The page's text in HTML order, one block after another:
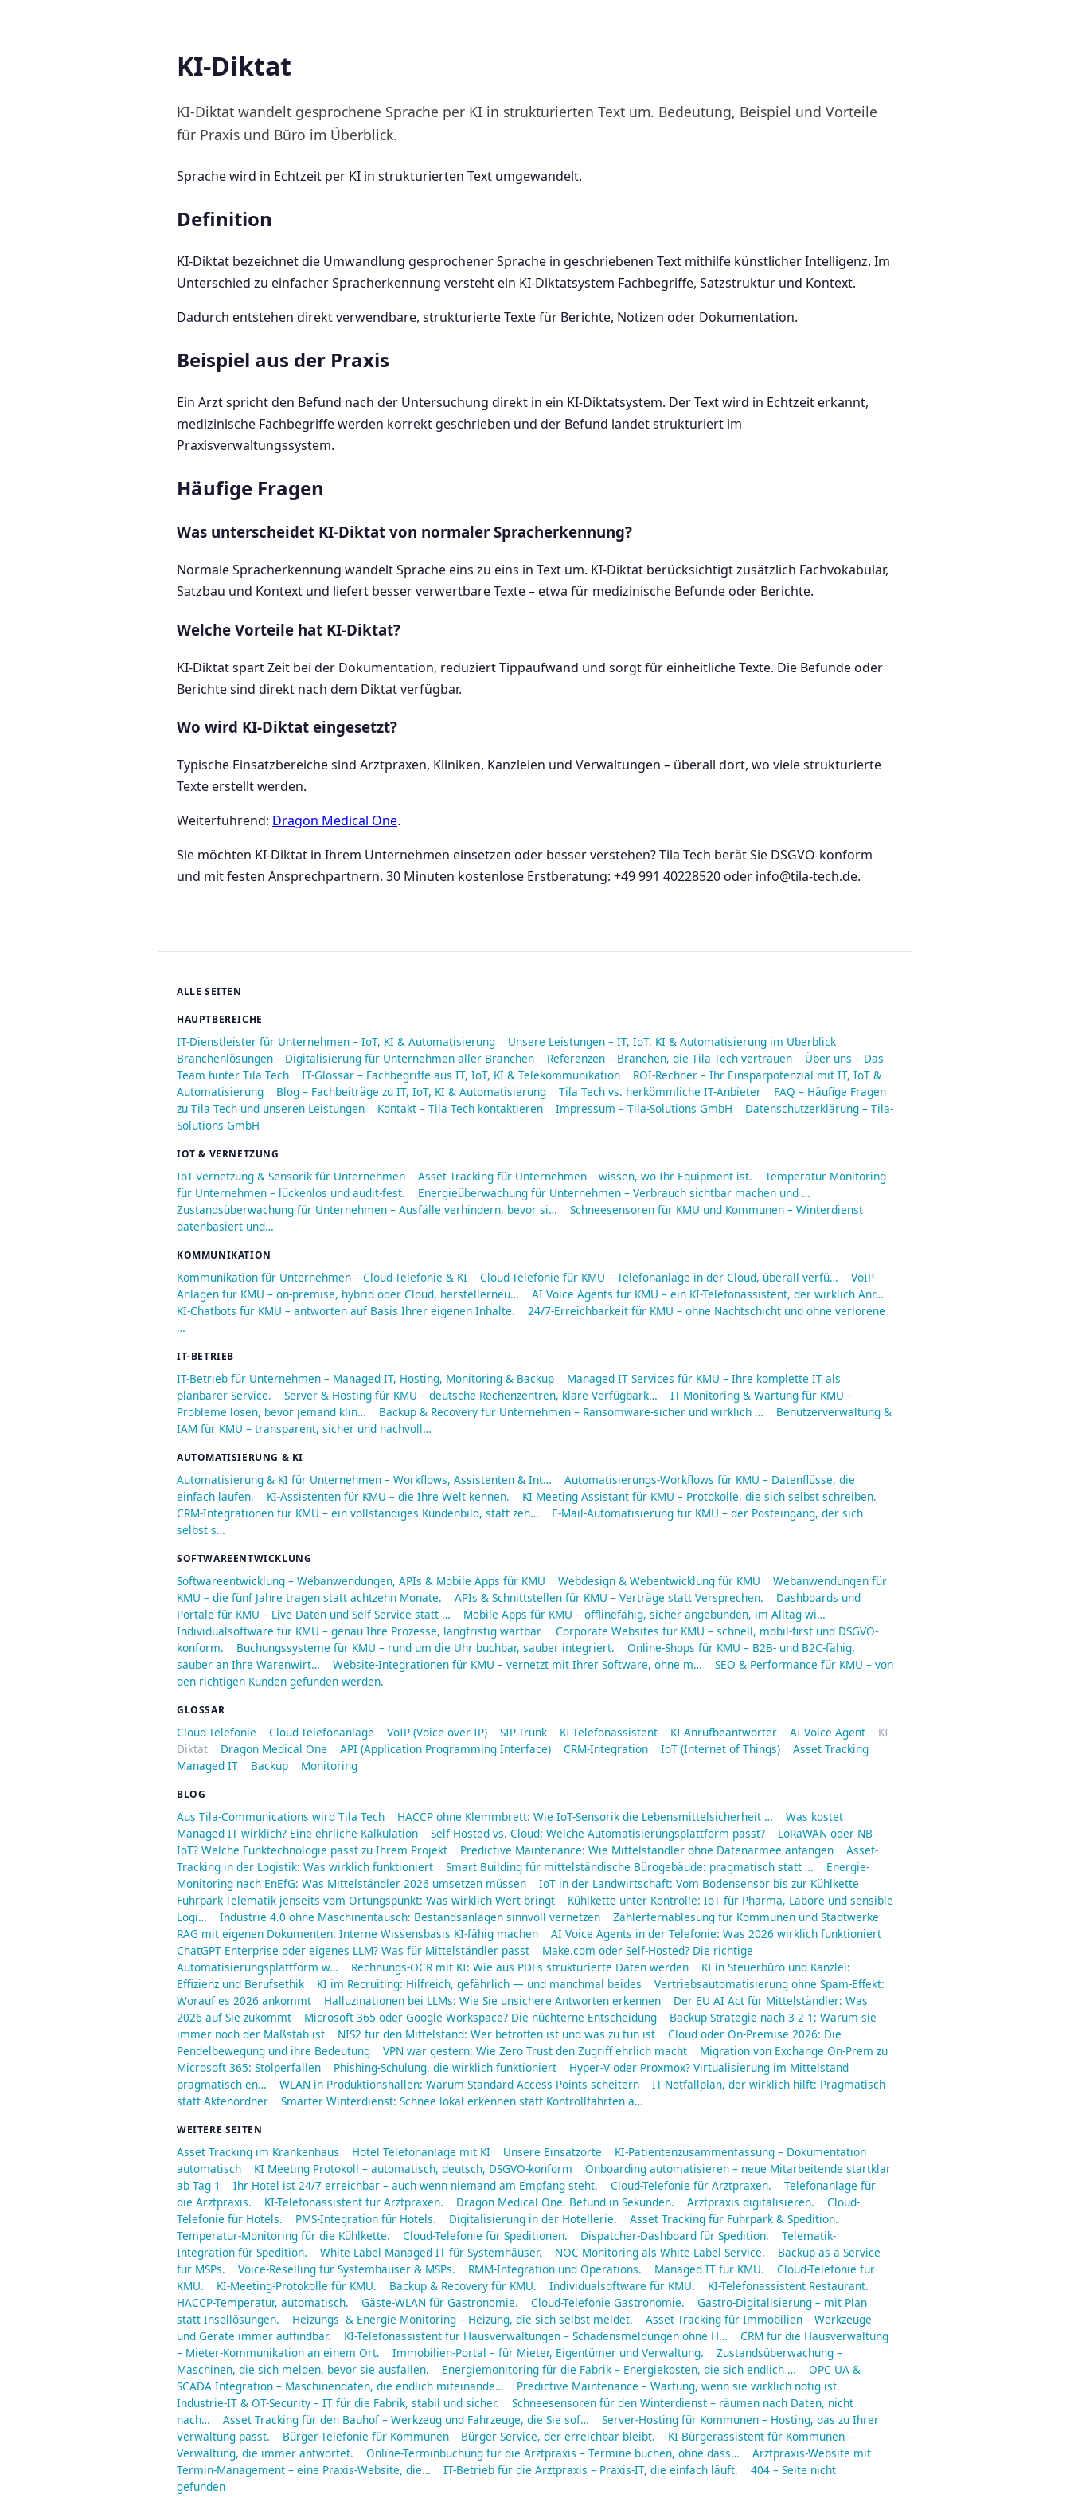
KI-Diktat
KI-Diktat wandelt gesprochene Sprache per KI in strukturierten Text um. Bedeutung, Beispiel und Vorteile
für Praxis und Büro im Überblick.
Sprache wird in Echtzeit per KI in strukturierten Text umgewandelt.
Definition
KI-Diktat bezeichnet die Umwandlung gesprochener Sprache in geschriebenen Text mithilfe künstlicher Intelligenz. Im
Unterschied zu einfacher Spracherkennung versteht ein KI-Diktatsystem Fachbegriffe, Satzstruktur und Kontext.
Dadurch entstehen direkt verwendbare, strukturierte Texte für Berichte, Notizen oder Dokumentation.
Beispiel aus der Praxis
Ein Arzt spricht den Befund nach der Untersuchung direkt in ein KI-Diktatsystem. Der Text wird in Echtzeit erkannt,
medizinische Fachbegriffe werden korrekt geschrieben und der Befund landet strukturiert im
Praxisverwaltungssystem.
Häufige Fragen
Was unterscheidet KI-Diktat von normaler Spracherkennung?
Normale Spracherkennung wandelt Sprache eins zu eins in Text um. KI-Diktat berücksichtigt zusätzlich Fachvokabular,
Satzbau und Kontext und liefert besser verwertbare Texte – etwa für medizinische Befunde oder Berichte.
Welche Vorteile hat KI-Diktat?
KI-Diktat spart Zeit bei der Dokumentation, reduziert Tippaufwand und sorgt für einheitliche Texte. Die Befunde oder
Berichte sind direkt nach dem Diktat verfügbar.
Wo wird KI-Diktat eingesetzt?
Typische Einsatzbereiche sind Arztpraxen, Kliniken, Kanzleien und Verwaltungen – überall dort, wo viele strukturierte
Texte erstellt werden.
Weiterführend: Dragon Medical One.
Sie möchten KI-Diktat in Ihrem Unternehmen einsetzen oder besser verstehen? Tila Tech berät Sie DSGVO-konform
und mit festen Ansprechpartnern. 30 Minuten kostenlose Erstberatung: +49 991 40228520 oder info@tila-tech.de.
ALLE SEITEN
HAUPTBEREICHE
IT-Dienstleister für Unternehmen – IoT, KI & Automatisierung
Unsere Leistungen – IT, IoT, KI & Automatisierung im Überblick
Branchenlösungen – Digitalisierung für Unternehmen aller Branchen
Referenzen – Branchen, die Tila Tech vertrauen
Über uns – Das
Team hinter Tila Tech
IT-Glossar – Fachbegriffe aus IT, IoT, KI & Telekommunikation
ROI-Rechner – Ihr Einsparpotenzial mit IT, IoT &
Automatisierung
Blog – Fachbeiträge zu IT, IoT, KI & Automatisierung Tila Tech vs. herkömmliche IT-Anbieter
FAQ – Häufige Fragen
zu Tila Tech und unseren Leistungen
Kontakt – Tila Tech kontaktieren Impressum – Tila-Solutions GmbH
Datenschutzerklärung – Tila-
Solutions GmbH
IOT & VERNETZUNG
IoT-Vernetzung & Sensorik für Unternehmen Asset Tracking für Unternehmen – wissen, wo Ihr Equipment ist.
Temperatur-Monitoring
für Unternehmen – lückenlos und audit-fest.
Energieüberwachung für Unternehmen – Verbrauch sichtbar machen und …
Zustandsüberwachung für Unternehmen – Ausfälle verhindern, bevor si…
Schneesensoren für KMU und Kommunen – Winterdienst
datenbasiert und…
KOMMUNIKATION
Kommunikation für Unternehmen – Cloud-Telefonie & KI Cloud-Telefonie für KMU – Telefonanlage in der Cloud, überall verfü…
VoIP-
Anlagen für KMU – on-premise, hybrid oder Cloud, herstellerneu…
AI Voice Agents für KMU – ein KI-Telefonassistent, der wirklich Anr…
KI-Chatbots für KMU – antworten auf Basis Ihrer eigenen Inhalte.
24/7-Erreichbarkeit für KMU – ohne Nachtschicht und ohne verlorene
…
IT-BETRIEB
IT-Betrieb für Unternehmen – Managed IT, Hosting, Monitoring & Backup
Managed IT Services für KMU – Ihre komplette IT als
planbarer Service.
Server & Hosting für KMU – deutsche Rechenzentren, klare Verfügbark…
IT-Monitoring & Wartung für KMU –
Probleme lösen, bevor jemand klin…
Backup & Recovery für Unternehmen – Ransomware-sicher und wirklich …
Benutzerverwaltung &
IAM für KMU – transparent, sicher und nachvoll…
AUTOMATISIERUNG & KI
Automatisierung & KI für Unternehmen – Workflows, Assistenten & Int…
Automatisierungs-Workflows für KMU – Datenflüsse, die
einfach laufen.
KI-Assistenten für KMU – die Ihre Welt kennen.
KI Meeting Assistant für KMU – Protokolle, die sich selbst schreiben.
CRM-Integrationen für KMU – ein vollständiges Kundenbild, statt zeh…
E-Mail-Automatisierung für KMU – der Posteingang, der sich
selbst s…
SOFTWAREENTWICKLUNG
Softwareentwicklung – Webanwendungen, APIs & Mobile Apps für KMU Webdesign & Webentwicklung für KMU
Webanwendungen für
KMU – die fünf Jahre tragen statt achtzehn Monate.
APIs & Schnittstellen für KMU – Verträge statt Versprechen.
Dashboards und
Portale für KMU – Live-Daten und Self-Service statt …
Mobile Apps für KMU – offlinefähig, sicher angebunden, im Alltag wi…
Individualsoftware für KMU – genau Ihre Prozesse, langfristig wartbar.
Corporate Websites für KMU – schnell, mobil-first und DSGVO-
konform.
Buchungssysteme für KMU – rund um die Uhr buchbar, sauber integriert.
Online-Shops für KMU – B2B- und B2C-fähig,
sauber an Ihre Warenwirt…
Website-Integrationen für KMU – vernetzt mit Ihrer Software, ohne m…
SEO & Performance für KMU – von
den richtigen Kunden gefunden werden.
GLOSSAR
Cloud-Telefonie Cloud-Telefonanlage VoIP (Voice over IP) SIP-Trunk KI-Telefonassistent KI-Anrufbeantworter AI Voice Agent
KI-
Diktat
Dragon Medical One API (Application Programming Interface) CRM-Integration IoT (Internet of Things)
Asset Tracking
Managed IT
Backup Monitoring
BLOG
Aus Tila-Communications wird Tila Tech HACCP ohne Klemmbrett: Wie IoT-Sensorik die Lebensmittelsicherheit …
Was kostet
Managed IT wirklich? Eine ehrliche Kalkulation
Self-Hosted vs. Cloud: Welche Automatisierungsplattform passt?
LoRaWAN oder NB-
IoT? Welche Funktechnologie passt zu Ihrem Projekt
Predictive Maintenance: Wie Mittelständler ohne Datenarmee anfangen
Asset-
Tracking in der Logistik: Was wirklich funktioniert
Smart Building für mittelständische Bürogebäude: pragmatisch statt …
Energie-
Monitoring nach EnEfG: Was Mittelständler 2026 umsetzen müssen
IoT in der Landwirtschaft: Vom Bodensensor bis zur Kühlkette
Fuhrpark-Telematik jenseits vom Ortungspunkt: Was wirklich Wert bringt
Kühlkette unter Kontrolle: IoT für Pharma, Labore und sensible
Logi…
Industrie 4.0 ohne Maschinentausch: Bestandsanlagen sinnvoll vernetzen
Zählerfernablesung für Kommunen und Stadtwerke
RAG mit eigenen Dokumenten: Interne Wissensbasis KI-fähig machen
AI Voice Agents in der Telefonie: Was 2026 wirklich funktioniert
ChatGPT Enterprise oder eigenes LLM? Was für Mittelständler passt
Make.com oder Self-Hosted? Die richtige
Automatisierungsplattform w…
Rechnungs-OCR mit KI: Wie aus PDFs strukturierte Daten werden
KI in Steuerbüro und Kanzlei:
Effizienz und Berufsethik
KI im Recruiting: Hilfreich, gefährlich — und manchmal beides
Vertriebsautomatisierung ohne Spam-Effekt:
Worauf es 2026 ankommt
Halluzinationen bei LLMs: Wie Sie unsichere Antworten erkennen
Der EU AI Act für Mittelständler: Was
2026 auf Sie zukommt
Microsoft 365 oder Google Workspace? Die nüchterne Entscheidung
Backup-Strategie nach 3-2-1: Warum sie
immer noch der Maßstab ist
NIS2 für den Mittelstand: Wer betroffen ist und was zu tun ist
Cloud oder On-Premise 2026: Die
Pendelbewegung und ihre Bedeutung
VPN war gestern: Wie Zero Trust den Zugriff ehrlich macht
Migration von Exchange On-Prem zu
Microsoft 365: Stolperfallen
Phishing-Schulung, die wirklich funktioniert
Hyper-V oder Proxmox? Virtualisierung im Mittelstand
pragmatisch en…
WLAN in Produktionshallen: Warum Standard-Access-Points scheitern
IT-Notfallplan, der wirklich hilft: Pragmatisch
statt Aktenordner
Smarter Winterdienst: Schnee lokal erkennen statt Kontrollfahrten a…
WEITERE SEITEN
Asset Tracking im Krankenhaus Hotel Telefonanlage mit KI Unsere Einsatzorte
KI-Patientenzusammenfassung – Dokumentation
automatisch
KI Meeting Protokoll – automatisch, deutsch, DSGVO-konform
Onboarding automatisieren – neue Mitarbeitende startklar
ab Tag 1
Ihr Hotel ist 24/7 erreichbar – auch wenn niemand am Empfang steht. Cloud-Telefonie für Arztpraxen.
Telefonanlage für
die Arztpraxis.
KI-Telefonassistent für Arztpraxen. Dragon Medical One. Befund in Sekunden. Arztpraxis digitalisieren.
Cloud-
Telefonie für Hotels.
PMS-Integration für Hotels. Digitalisierung in der Hotellerie.
Asset Tracking für Fuhrpark & Spedition.
Temperatur-Monitoring für die Kühlkette.
Cloud-Telefonie für Speditionen. Dispatcher-Dashboard für Spedition.
Telematik-
Integration für Spedition.
White-Label Managed IT für Systemhäuser. NOC-Monitoring als White-Label-Service.
Backup-as-a-Service
für MSPs.
Voice-Reselling für Systemhäuser & MSPs. RMM-Integration und Operations. Managed IT für KMU.
Cloud-Telefonie für
KMU.
KI-Meeting-Protokolle für KMU. Backup & Recovery für KMU. Individualsoftware für KMU.
KI-Telefonassistent Restaurant.
HACCP-Temperatur, automatisch.
Gäste-WLAN für Gastronomie. Cloud-Telefonie Gastronomie.
Gastro-Digitalisierung – mit Plan
statt Insellösungen.
Heizungs- & Energie-Monitoring – Heizung, die sich selbst meldet.
Asset Tracking für Immobilien – Werkzeuge
und Geräte immer auffindbar.
KI-Telefonassistent für Hausverwaltungen – Schadensmeldungen ohne H…
CRM für die Hausverwaltung
– Mieter-Kommunikation an einem Ort.
Immobilien-Portal – für Mieter, Eigentümer und Verwaltung.
Zustandsüberwachung –
Maschinen, die sich melden, bevor sie ausfallen.
Energiemonitoring für die Fabrik – Energiekosten, die sich endlich …
OPC UA &
SCADA Integration – Maschinendaten, die endlich miteinande…
Predictive Maintenance – Wartung, wenn sie wirklich nötig ist.
Industrie-IT & OT-Security – IT für die Fabrik, stabil und sicher.
Schneesensoren für den Winterdienst – räumen nach Daten, nicht
nach…
Asset Tracking für den Bauhof – Werkzeug und Fahrzeuge, die Sie sof…
Server-Hosting für Kommunen – Hosting, das zu Ihrer
Verwaltung passt.
Bürger-Telefonie für Kommunen – Bürger-Service, der erreichbar bleibt.
KI-Bürgerassistent für Kommunen –
Verwaltung, die immer antwortet.
Online-Terminbuchung für die Arztpraxis – Termine buchen, ohne dass…
Arztpraxis-Website mit
Termin-Management – eine Praxis-Website, die…
IT-Betrieb für die Arztpraxis – Praxis-IT, die einfach läuft.
404 – Seite nicht
gefunden